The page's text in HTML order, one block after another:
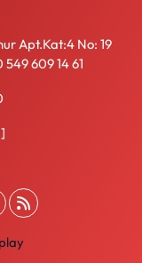
Apt.Kat:4 No: 19
609 14 61